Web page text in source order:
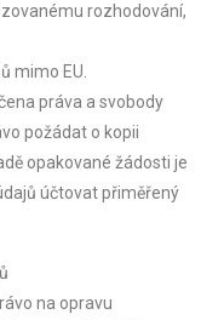
rozhodování,
mimo EU.
práva a svobody
požádat o kopii
opakované žádosti je
účtovat přiměřený
na opravu